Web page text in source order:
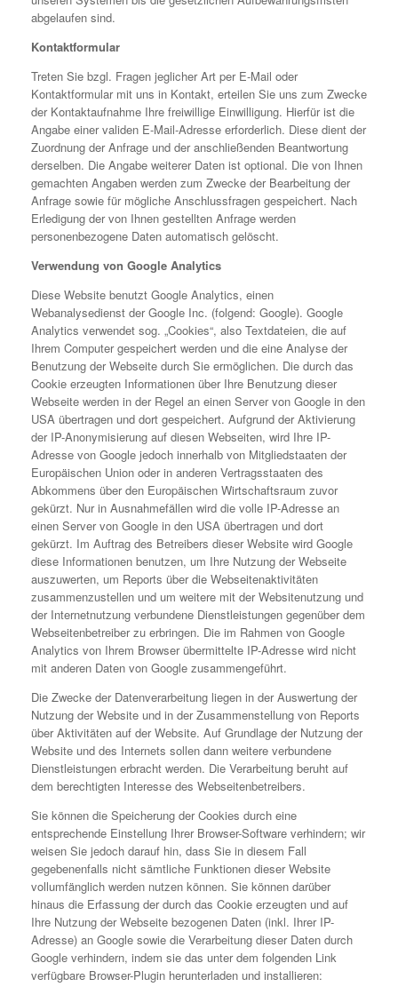
abgelaufen sind.
Kontaktformular
Treten Sie bzgl. Fragen jeglicher Art per E-Mail oder
Kontaktformular mit uns in Kontakt, erteilen Sie uns zum Zwecke
der Kontaktaufnahme Ihre freiwillige Einwilligung. Hierfür ist die
Angabe einer validen E-Mail-Adresse erforderlich. Diese dient der
Zuordnung der Anfrage und der anschließenden Beantwortung
derselben. Die Angabe weiterer Daten ist optional. Die von Ihnen
gemachten Angaben werden zum Zwecke der Bearbeitung der
Anfrage sowie für mögliche Anschlussfragen gespeichert. Nach
Erledigung der von Ihnen gestellten Anfrage werden
personenbezogene Daten automatisch gelöscht.
Verwendung von Google Analytics
Diese Website benutzt Google Analytics, einen
Webanalysedienst der Google Inc. (folgend: Google). Google
Analytics verwendet sog. „Cookies“, also Textdateien, die auf
Ihrem Computer gespeichert werden und die eine Analyse der
Benutzung der Webseite durch Sie ermöglichen. Die durch das
Cookie erzeugten Informationen über Ihre Benutzung dieser
Webseite werden in der Regel an einen Server von Google in den
USA übertragen und dort gespeichert. Aufgrund der Aktivierung
der IP-Anonymisierung auf diesen Webseiten, wird Ihre IP-
Adresse von Google jedoch innerhalb von Mitgliedstaaten der
Europäischen Union oder in anderen Vertragsstaaten des
Abkommens über den Europäischen Wirtschaftsraum zuvor
gekürzt. Nur in Ausnahmefällen wird die volle IP-Adresse an
einen Server von Google in den USA übertragen und dort
gekürzt. Im Auftrag des Betreibers dieser Website wird Google
diese Informationen benutzen, um Ihre Nutzung der Webseite
auszuwerten, um Reports über die Webseitenaktivitäten
zusammenzustellen und um weitere mit der Websitenutzung und
der Internetnutzung verbundene Dienstleistungen gegenüber dem
Webseitenbetreiber zu erbringen. Die im Rahmen von Google
Analytics von Ihrem Browser übermittelte IP-Adresse wird nicht
mit anderen Daten von Google zusammengeführt.
Die Zwecke der Datenverarbeitung liegen in der Auswertung der
Nutzung der Website und in der Zusammenstellung von Reports
über Aktivitäten auf der Website. Auf Grundlage der Nutzung der
Website und des Internets sollen dann weitere verbundene
Dienstleistungen erbracht werden. Die Verarbeitung beruht auf
dem berechtigten Interesse des Webseitenbetreibers.
Sie können die Speicherung der Cookies durch eine
entsprechende Einstellung Ihrer Browser-Software verhindern; wir
weisen Sie jedoch darauf hin, dass Sie in diesem Fall
gegebenenfalls nicht sämtliche Funktionen dieser Website
vollumfänglich werden nutzen können. Sie können darüber
hinaus die Erfassung der durch das Cookie erzeugten und auf
Ihre Nutzung der Webseite bezogenen Daten (inkl. Ihrer IP-
Adresse) an Google sowie die Verarbeitung dieser Daten durch
Google verhindern, indem sie das unter dem folgenden Link
verfügbare Browser-Plugin herunterladen und installieren: